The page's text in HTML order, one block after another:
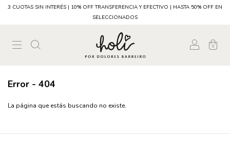
3 CUOTAS SIN INTERÉS | 10% OFF TRANSFERENCIA Y EFECTIVO | HASTA 50% OFF EN
SELECCIONADOS
0
Error - 404
La página que estás buscando no existe.